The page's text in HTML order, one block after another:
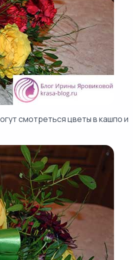
смотреться цветы в кашпо и